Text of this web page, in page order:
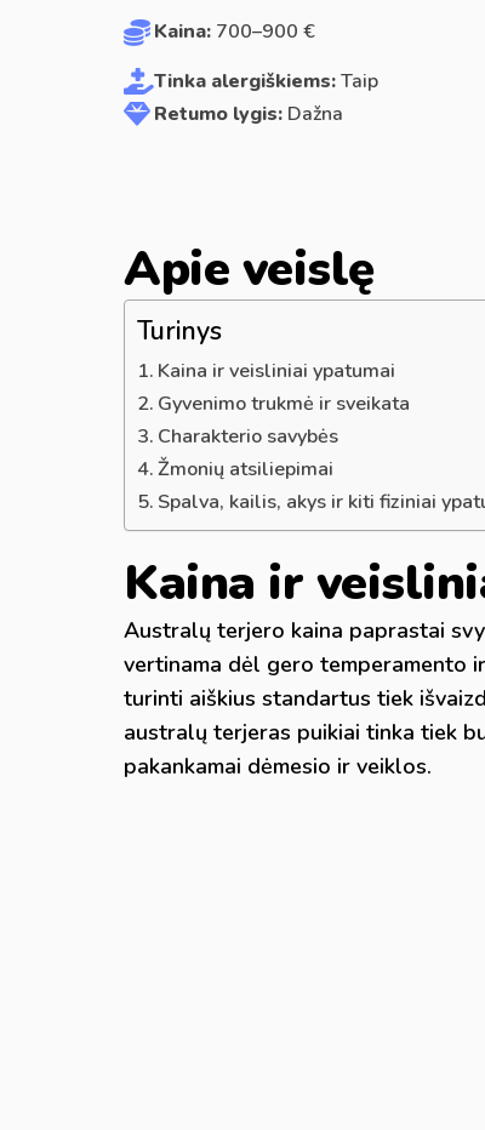
Kaina: 700–900 €
Tinka alergiškiems:Taip
Retumo lygis: Dažna
Apie veislę
Turinys
Kaina ir veisliniai ypatumai
Gyvenimo trukmė ir sveikata
Charakterio savybės
Žmonių atsiliepimai
Spalva, kailis, akys ir kiti fiziniai
Kaina ir
Australų terjero kaina paprastai
vertinama dėl gero temperamento
turinti aiškius standartus tiek
australų terjeras puikiai tinka tiek
pakankamai dėmesio ir veiklos.